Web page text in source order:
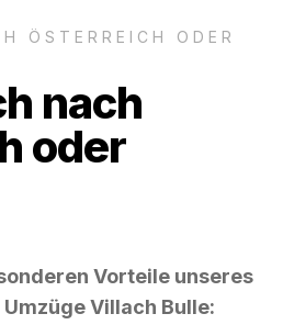
ÖSTERREICH ODER
nach
oder
Vorteile unseres
Villach Bulle: